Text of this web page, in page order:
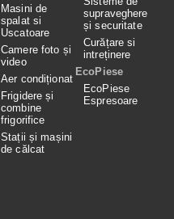
Masini de
spalat si
Uscatoare
Camere foto și
video
Aer condiționat
Frigidere și
combine
frigorifice
Stații și mașini
de călcat
supraveghere
și securitate
Curățare si
intreținere
EcoPiese
EcoPiese
Espresoare